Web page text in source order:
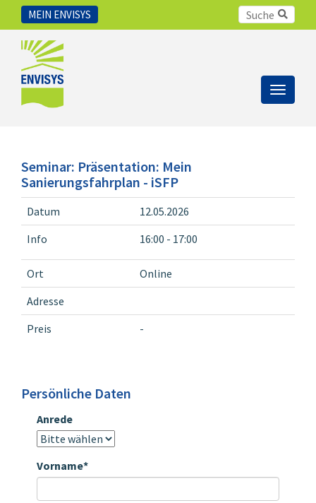
MEIN ENVISYS
Toggle
Seminar: Präsentation: Mein
Sanierungsfahrplan - iSFP
Datum
12.05.2026
Info
16:00 - 17:00
Ort
Online
Adresse
Preis
-
Persönliche Daten
Anrede
Vorname*